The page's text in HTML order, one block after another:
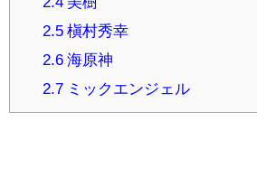
2.5槇村秀幸
2.6海原神
2.7ミックエンジェル